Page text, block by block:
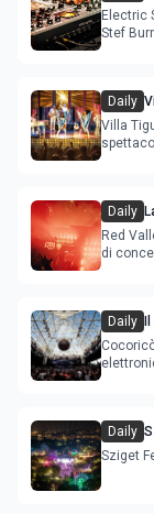
Electric
Stef
Daily
Villa
Daily
Red
di
Daily
Daily
Sziget